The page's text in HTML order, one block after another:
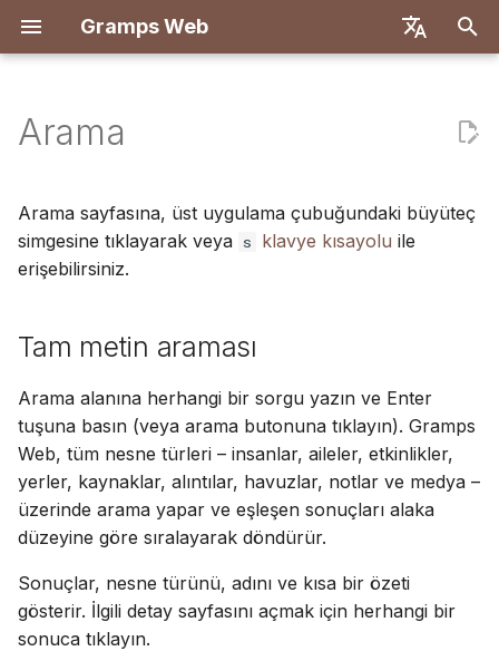
Gramps Web
Español
简体中文
Português
日本語
Dansk
Suomi
Українська
a
b
l
a
t
ı
y
Özellikler
Başlangıç
Yerel olarak deneyin
Kurulum ve Dağıtım
Let's Encrypt ile Docker
Sunucu yapılandırması
Arayüz özelleştirme
Güncelleme
PostgreSQL kullanımı
S3'te medya barındırma
Giriş
Sahip hesabı oluştur
Veri içe aktar
Yönetim ayarları
Gramps ile senkronize et
Kayıt
İlk giriş
Tam metin araması
Nesne türüne göre
filtreleme
Medya dosyaları ekle
Fotoğraflarda kişileri
etiketle
Görevleri yönet
Etiketler
Ağaçta düzenle
Genel Bakış
DNA eşleşmeleri
Kromozom tarayıcısı
Raporlar
Yer imleri
Geçmiş
GQL filtreleri
AI Asistanı
Harici arama
Kullanıcı ayarları
Klavye kısayolları
Bildirimler
Genel Bakış
Backend Geliştirme kurulumu
Frontend
Geliştirme kurulumu
Arama
Arama sayfasına, üst uygulama çubuğundaki büyüteç
simgesine tıklayarak veya s klavye kısayolu ile
erişebilirsiniz.
Tam metin araması
Arama alanına herhangi bir sorgu yazın ve Enter
tuşuna basın (veya arama butonuna tıklayın). Gramps
Web, tüm nesne türleri – insanlar, aileler, etkinlikler,
yerler, kaynaklar, alıntılar, havuzlar, notlar ve medya –
üzerinde arama yapar ve eşleşen sonuçları alaka
düzeyine göre sıralayarak döndürür.
Sonuçlar, nesne türünü, adını ve kısa bir özeti
gösterir. İlgili detay sayfasını açmak için herhangi bir
sonuca tıklayın.